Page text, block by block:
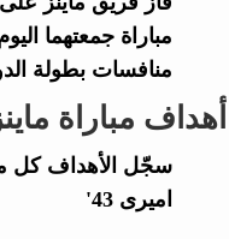
منافسات بطولة
أهداف مباراة
اميرى 43'